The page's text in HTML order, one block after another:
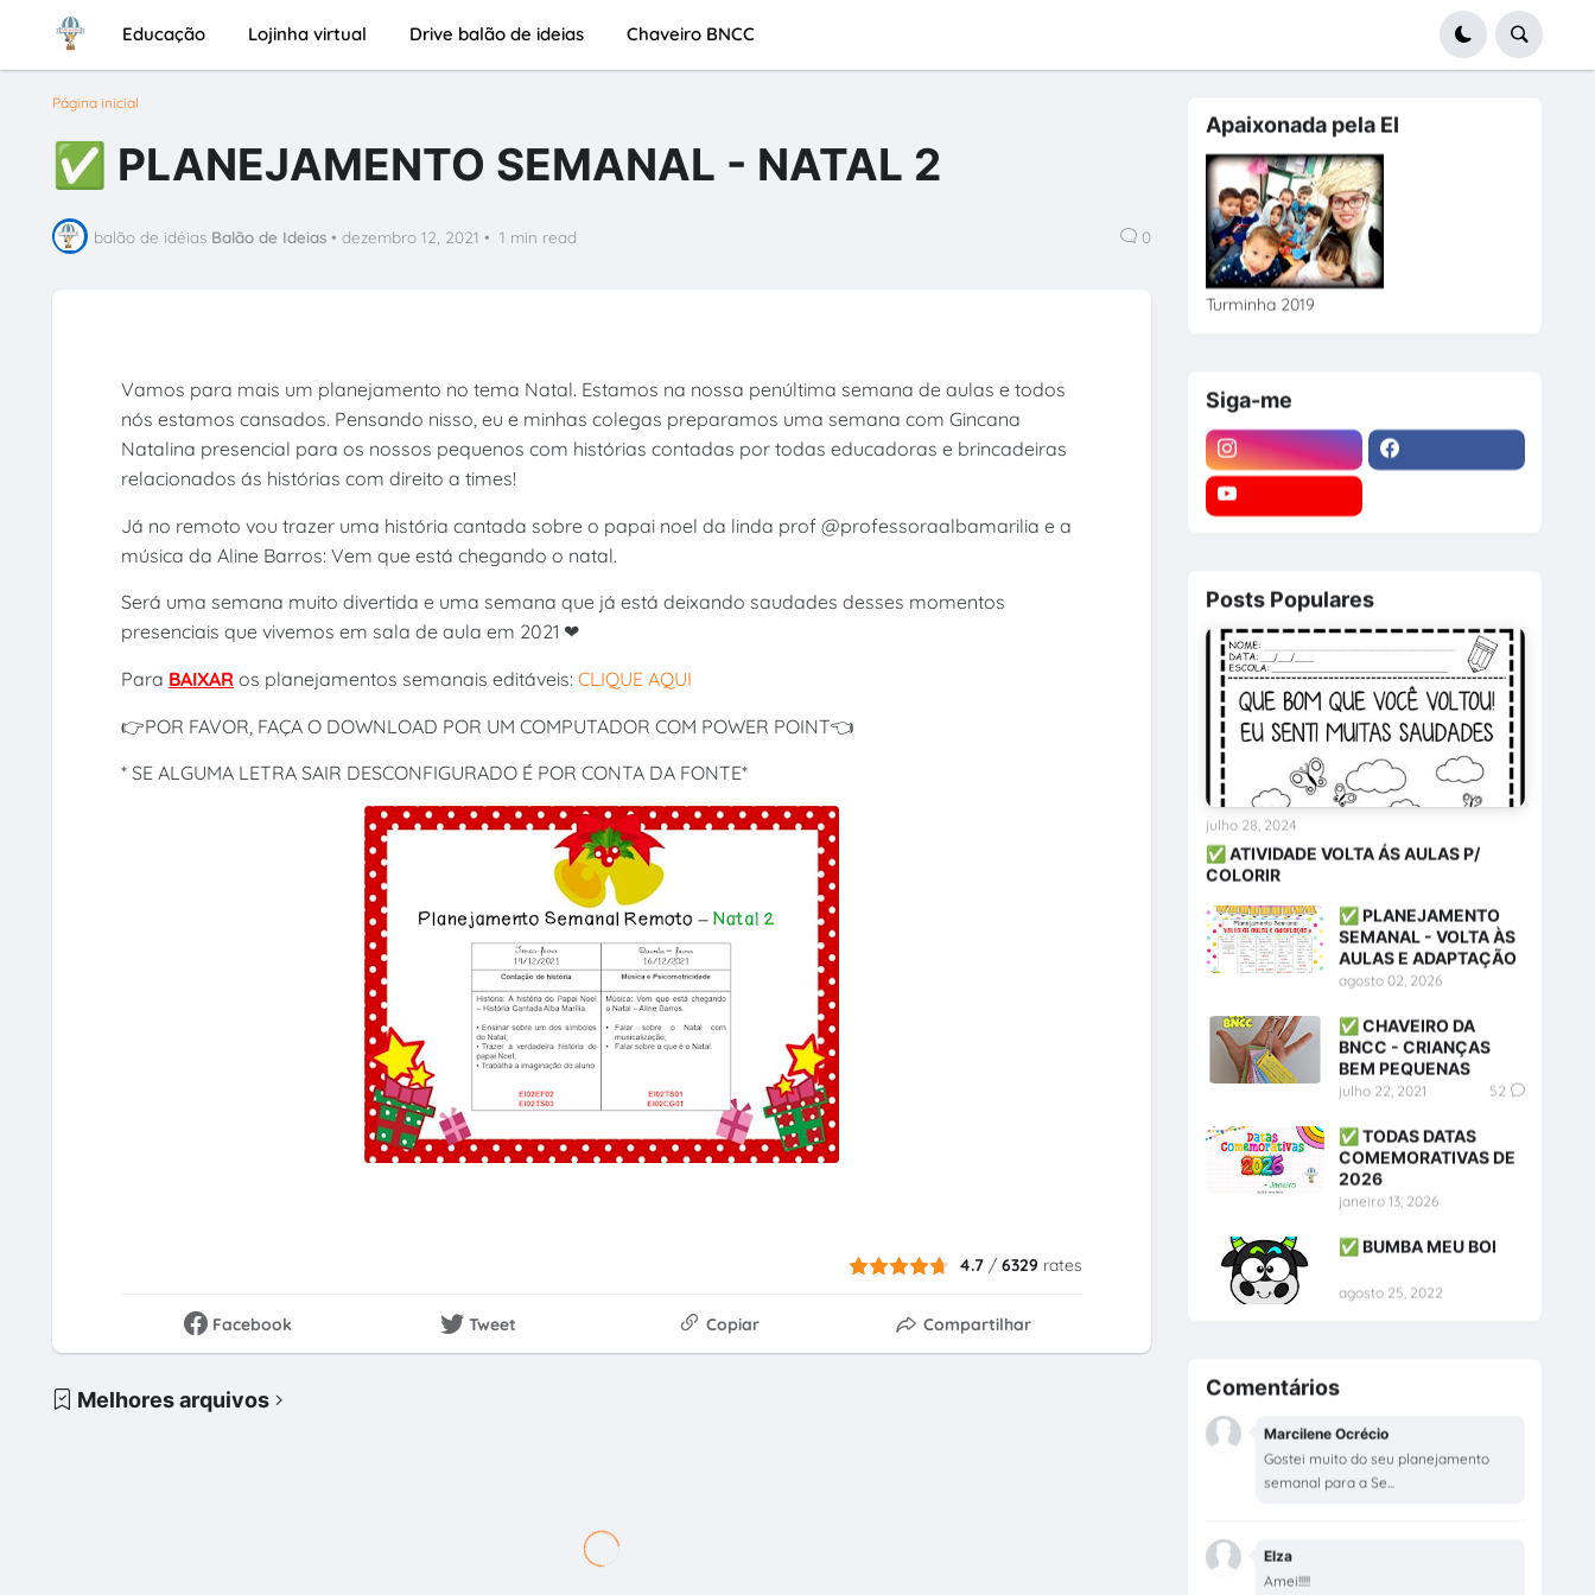
Educação Lojinha virtual Drive balão de ideias Chaveiro BNCC
Página inicial
✅ PLANEJAMENTO SEMANAL - NATAL 2
balão de idéias Balão de Ideias • dezembro 12, 2021 • 1 min read 0
Vamos para mais um planejamento no tema Natal. Estamos na nossa penúltima semana de aulas e todos
nós estamos cansados. Pensando nisso, eu e minhas colegas preparamos uma semana com Gincana
Natalina presencial para os nossos pequenos com histórias contadas por todas educadoras e brincadeiras
relacionados ás histórias com direito a times!
Já no remoto vou trazer uma história cantada sobre o papai noel da linda prof @professoraalbamarilia e a
música da Aline Barros: Vem que está chegando o natal.
Será uma semana muito divertida e uma semana que já está deixando saudades desses momentos
presenciais que vivemos em sala de aula em 2021 ❤
Para BAIXARos planejamentos semanais editáveis: CLIQUE AQUI
👉POR FAVOR, FAÇA O DOWNLOAD POR UM COMPUTADOR COM POWER POINT👈
* SE ALGUMA LETRA SAIR DESCONFIGURADO É POR CONTA DA FONTE*
4.7 /6329 rates
Facebook Tweet Copiar Compartilhar
Melhores arquivos
Apaixonada pela EI
Turminha 2019
Siga-me
Posts Populares
✅ ATIVIDADE VOLTA ÁS AULAS P/
COLORIR
julho 28, 2024
✅ PLANEJAMENTO
SEMANAL - VOLTA ÀS
AULAS E ADAPTAÇÃO
agosto 02, 2026
✅ CHAVEIRO DA
BNCC - CRIANÇAS
BEM PEQUENAS
julho 22, 2021 52
✅ TODAS DATAS
COMEMORATIVAS DE
2026
janeiro 13, 2026
✅ BUMBA MEU BOI
agosto 25, 2022
Comentários
Marcilene Ocrécio
Gostei muito do seu planejamento
semanal para a Se...
Elza
Amei!!!!!